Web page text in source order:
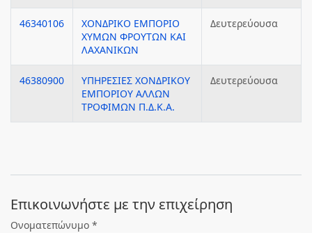
46340106
ΧΟΝΔΡΙΚΟ ΕΜΠΟΡΙΟ
ΧΥΜΩΝ ΦΡΟΥΤΩΝ ΚΑΙ
ΛΑΧΑΝΙΚΩΝ
Δευτερεύουσα
46380900
ΥΠΗΡΕΣΙΕΣ ΧΟΝΔΡΙΚΟΥ
ΕΜΠΟΡΙΟΥ ΑΛΛΩΝ
ΤΡΟΦΙΜΩΝ Π.Δ.Κ.Α.
Δευτερεύουσα
Eπικοινωνήστε με την επιχείρηση
Ονοματεπώνυμο *